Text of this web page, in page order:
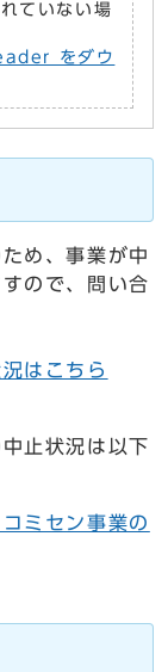
ていない場
をダウ
め、事業が中
ので、問い合
はこちら
止状況は以下
ミセン事業の